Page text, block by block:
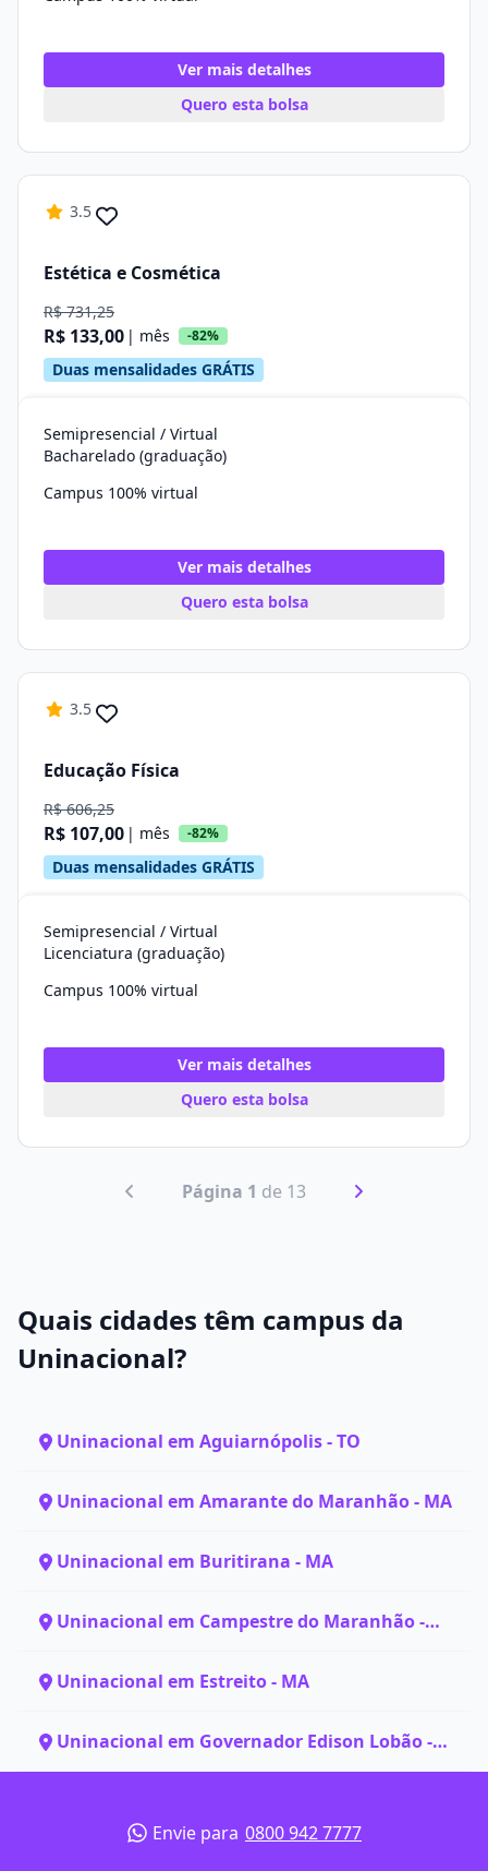
Ver mais detalhes
Quero esta bolsa
3.5
Estética e Cosmética
R$ 731,25
R$ 133,00 | mês -82%
Duas mensalidades GRÁTIS
Semipresencial / Virtual
Bacharelado (graduação)
Campus 100% virtual
Ver mais detalhes
Quero esta bolsa
3.5
Educação Física
R$ 606,25
R$ 107,00 | mês -82%
Duas mensalidades GRÁTIS
Semipresencial / Virtual
Licenciatura (graduação)
Campus 100% virtual
Ver mais detalhes
Quero esta bolsa
Página 1 de 13
Quais cidades têm campus da
Uninacional?
Uninacional em Aguiarnópolis - TO
Uninacional em Amarante do Maranhão - MA
Uninacional em Buritirana - MA
Uninacional em Campestre do Maranhão -
Uninacional em Estreito - MA
Uninacional em Governador Edison Lobão -
MA
Envie para 0800 942 7777